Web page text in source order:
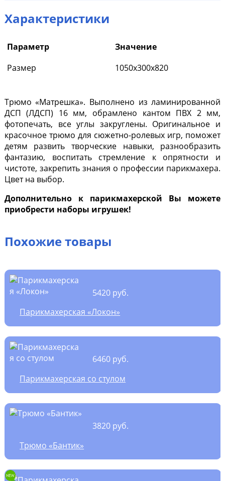
Характеристики
Параметр
Значение
Размер
1050х300х820
Трюмо «Матрешка». Выполнено из ламинированной
ДСП (ЛДСП) 16 мм, обрамлено кантом ПВХ 2 мм,
фотопечать, все углы закруглены. Оригинальное и
красочное трюмо для сюжетно-ролевых игр, поможет
детям развить творческие навыки, разнообразить
фантазию, воспитать стремление к опрятности и
чистоте, закрепить знания о профессии парикмахера.
Цвет на выбор.
Дополнительно к парикмахерской Вы можете
приобрести наборы игрушек!
Похожие товары
5420 руб.
Парикмахерская «Локон»
6460 руб.
Парикмахерская со стулом
3820 руб.
Трюмо «Бантик»